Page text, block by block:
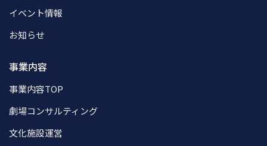
イベント情報
お知らせ
事業内容
事業内容TOP
劇場コンサルティング
文化施設運営